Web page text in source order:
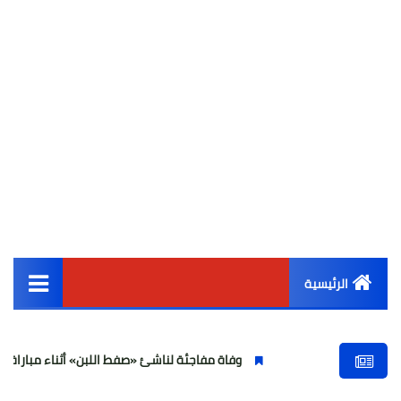
الرئيسية
أخبار مصر
وفاة مفاجئة لناشئ «صفط اللبن» أثناء مباراة في الجيزة